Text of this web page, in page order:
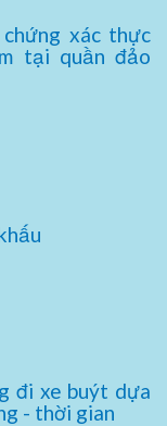
xác thực
tại quần đảo
đi xe buýt dựa
- thời gian